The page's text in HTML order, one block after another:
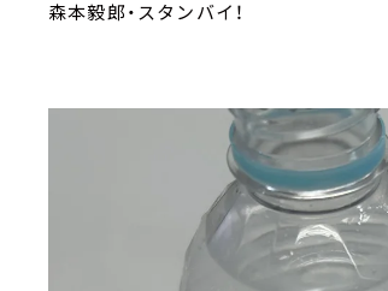
森本毅郎・スタンバイ！